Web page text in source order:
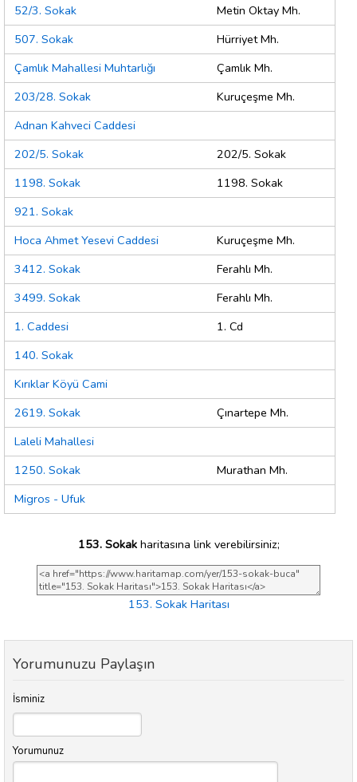
52/3. Sokak
Metin Oktay Mh.
507. Sokak
Hürriyet Mh.
Çamlık Mahallesi Muhtarlığı
Çamlık Mh.
203/28. Sokak
Kuruçeşme Mh.
Adnan Kahveci Caddesi
202/5. Sokak
202/5. Sokak
1198. Sokak
1198. Sokak
921. Sokak
Hoca Ahmet Yesevi Caddesi
Kuruçeşme Mh.
3412. Sokak
Ferahlı Mh.
3499. Sokak
Ferahlı Mh.
1. Caddesi
1. Cd
140. Sokak
Kırıklar Köyü Cami
2619. Sokak
Çınartepe Mh.
Laleli Mahallesi
1250. Sokak
Murathan Mh.
Migros - Ufuk
153. Sokakharitasına link verebilirsiniz;
153. Sokak Haritası
Yorumunuzu Paylaşın
İsminiz
Yorumunuz